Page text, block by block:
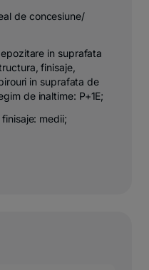
de concesiune/
in suprafata
finisaje,
in suprafata de
de inaltime: P+1E;
medii;